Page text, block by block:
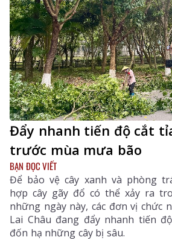
Đẩy nhanh tiến độ cắt
trước mùa mưa bão
BẠN ĐỌC VIẾT
Để bảo vệ cây xanh và phòng
hợp cây gãy đổ có thể xảy ra
những ngày này, các đơn vị chức
Lai Châu đang đẩy nhanh tiến
đốn hạ những cây bị sâu.